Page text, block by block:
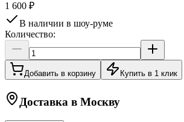
1 600 ₽
В наличии в шоу-руме
Количество:
Добавить в корзину Купить в 1 клик
Доставка в Москву